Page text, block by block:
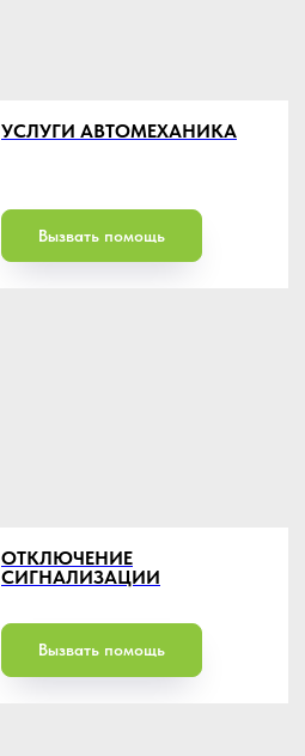
УСЛУГИ АВТОМЕХАНИКА
Вызвать помощь
ОТКЛЮЧЕНИЕ
СИГНАЛИЗАЦИИ
Вызвать помощь